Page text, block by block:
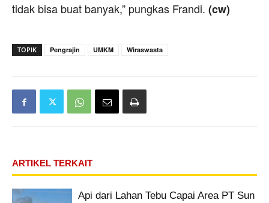
tidak bisa buat banyak,” pungkas Frandi. (cw)
TOPIK Pengrajin UMKM Wiraswasta
ARTIKEL TERKAIT
Api dari Lahan Tebu Capai Area PT Sun